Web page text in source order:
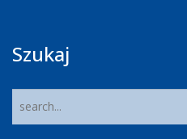
Szukaj